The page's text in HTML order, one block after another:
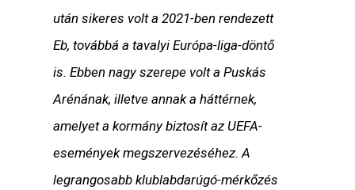
után sikeres volt a 2021-ben rendezett
Eb, továbbá a tavalyi Európa-liga-döntő
is. Ebben nagy szerepe volt a Puskás
Arénának, illetve annak a háttérnek,
amelyet a kormány biztosít az UEFA-
események megszervezéséhez. A
legrangosabb klublabdarúgó-mérkőzés